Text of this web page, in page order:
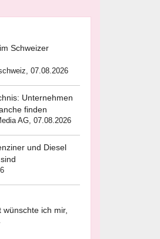
Schweizer
07.08.2026
Unternehmen
finden
AG, 07.08.2026
und Diesel
ich mir,